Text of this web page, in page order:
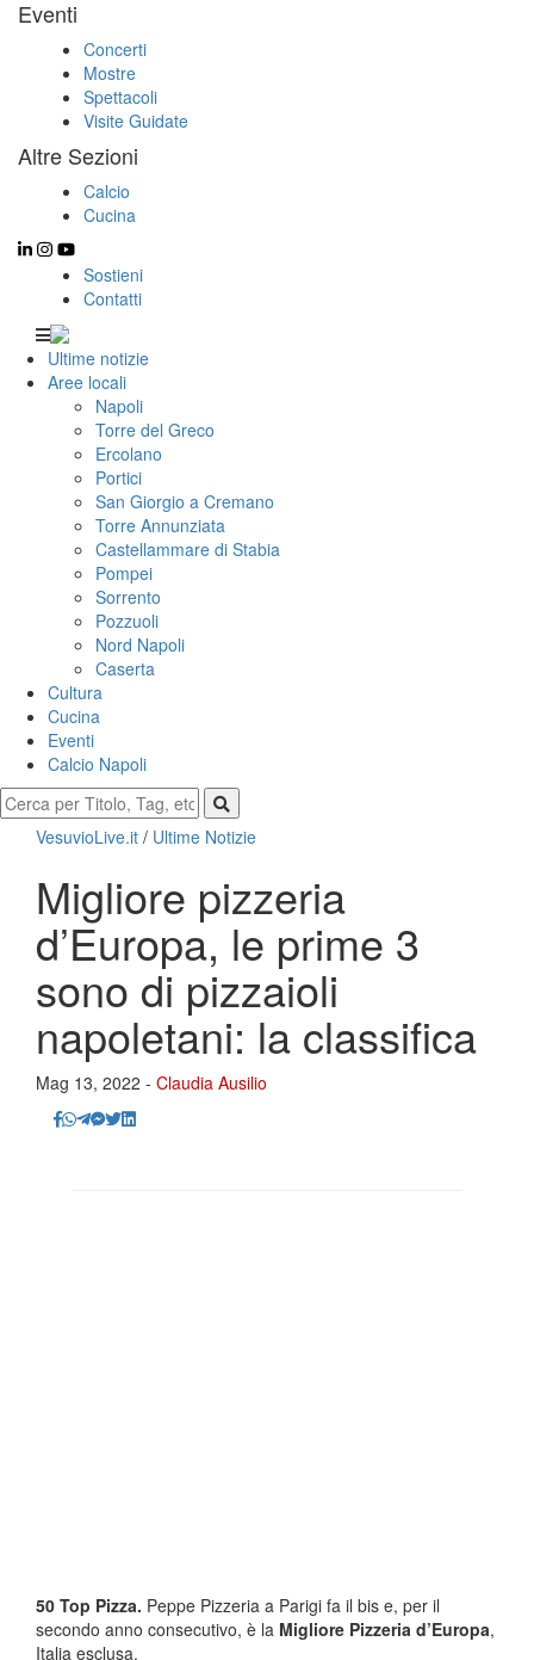
Eventi
Concerti
Mostre
Spettacoli
Visite Guidate
Altre Sezioni
Calcio
Cucina
Sostieni
Contatti
Ultime notizie
Aree locali
Napoli
Torre del Greco
Ercolano
Portici
San Giorgio a Cremano
Torre Annunziata
Castellammare di Stabia
Pompei
Sorrento
Pozzuoli
Nord Napoli
Caserta
Cultura
Cucina
Eventi
Calcio Napoli
VesuvioLive.it / Ultime Notizie
Migliore pizzeria
d’Europa, le prime 3
sono di pizzaioli
napoletani: la classifica
Mag 13, 2022 - Claudia Ausilio
50 Top Pizza. Peppe Pizzeria a Parigi fa il bis e, per il
secondo anno consecutivo, è la Migliore Pizzeria d’Europa,
Italia esclusa.